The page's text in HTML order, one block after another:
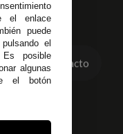
98
44 45 44
Toros,
Contacto
el enlace
puede
el
posible
algunas
el botón